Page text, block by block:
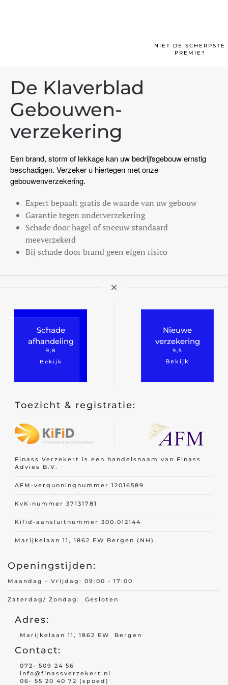
Kampeerauto
Vrachtwagen
Hobby tractor
Aanhangwagen
Fietsverzekering
Scootmobiel/ segway
Vakantiehuis
Inboedelverzekering
NIET DE SCHERPSTE
PREMIE?
De Klaverblad
Gebouwen­
verzekering
Een brand, storm of lekkage kan uw bedrijfsgebouw ernstig
beschadigen. Verzeker u hiertegen met onze
gebouwenverzekering.
Expert bepaalt gratis de waarde van uw gebouw
Garantie tegen onderverzekering
Schade door hagel of sneeuw standaard
meeverzekerd
Bij schade door brand geen eigen risico
Schade
afhandeling
9,8
Bekijk
Nieuwe
verzekering
9,5
Bekijk
Toezicht & registratie:
Finass Verzekert is een handelsnaam van Finass
Advies B.V.
AFM-vergunningnummer 12016589
KvK-nummer 37131781
Kifid-aansluitnummer 300.012144
Marijkelaan 11, 1862 EW Bergen (NH)
Openingstijden:
Maandag - Vrijdag: 09:00 - 17:00
Zaterdag/ Zondag: Gesloten
Adres:
Marijkelaan 11, 1862 EW Bergen
Contact:
072- 509 24 56
info@finassverzekert.nl
06- 55 20 40 72 (spoed)